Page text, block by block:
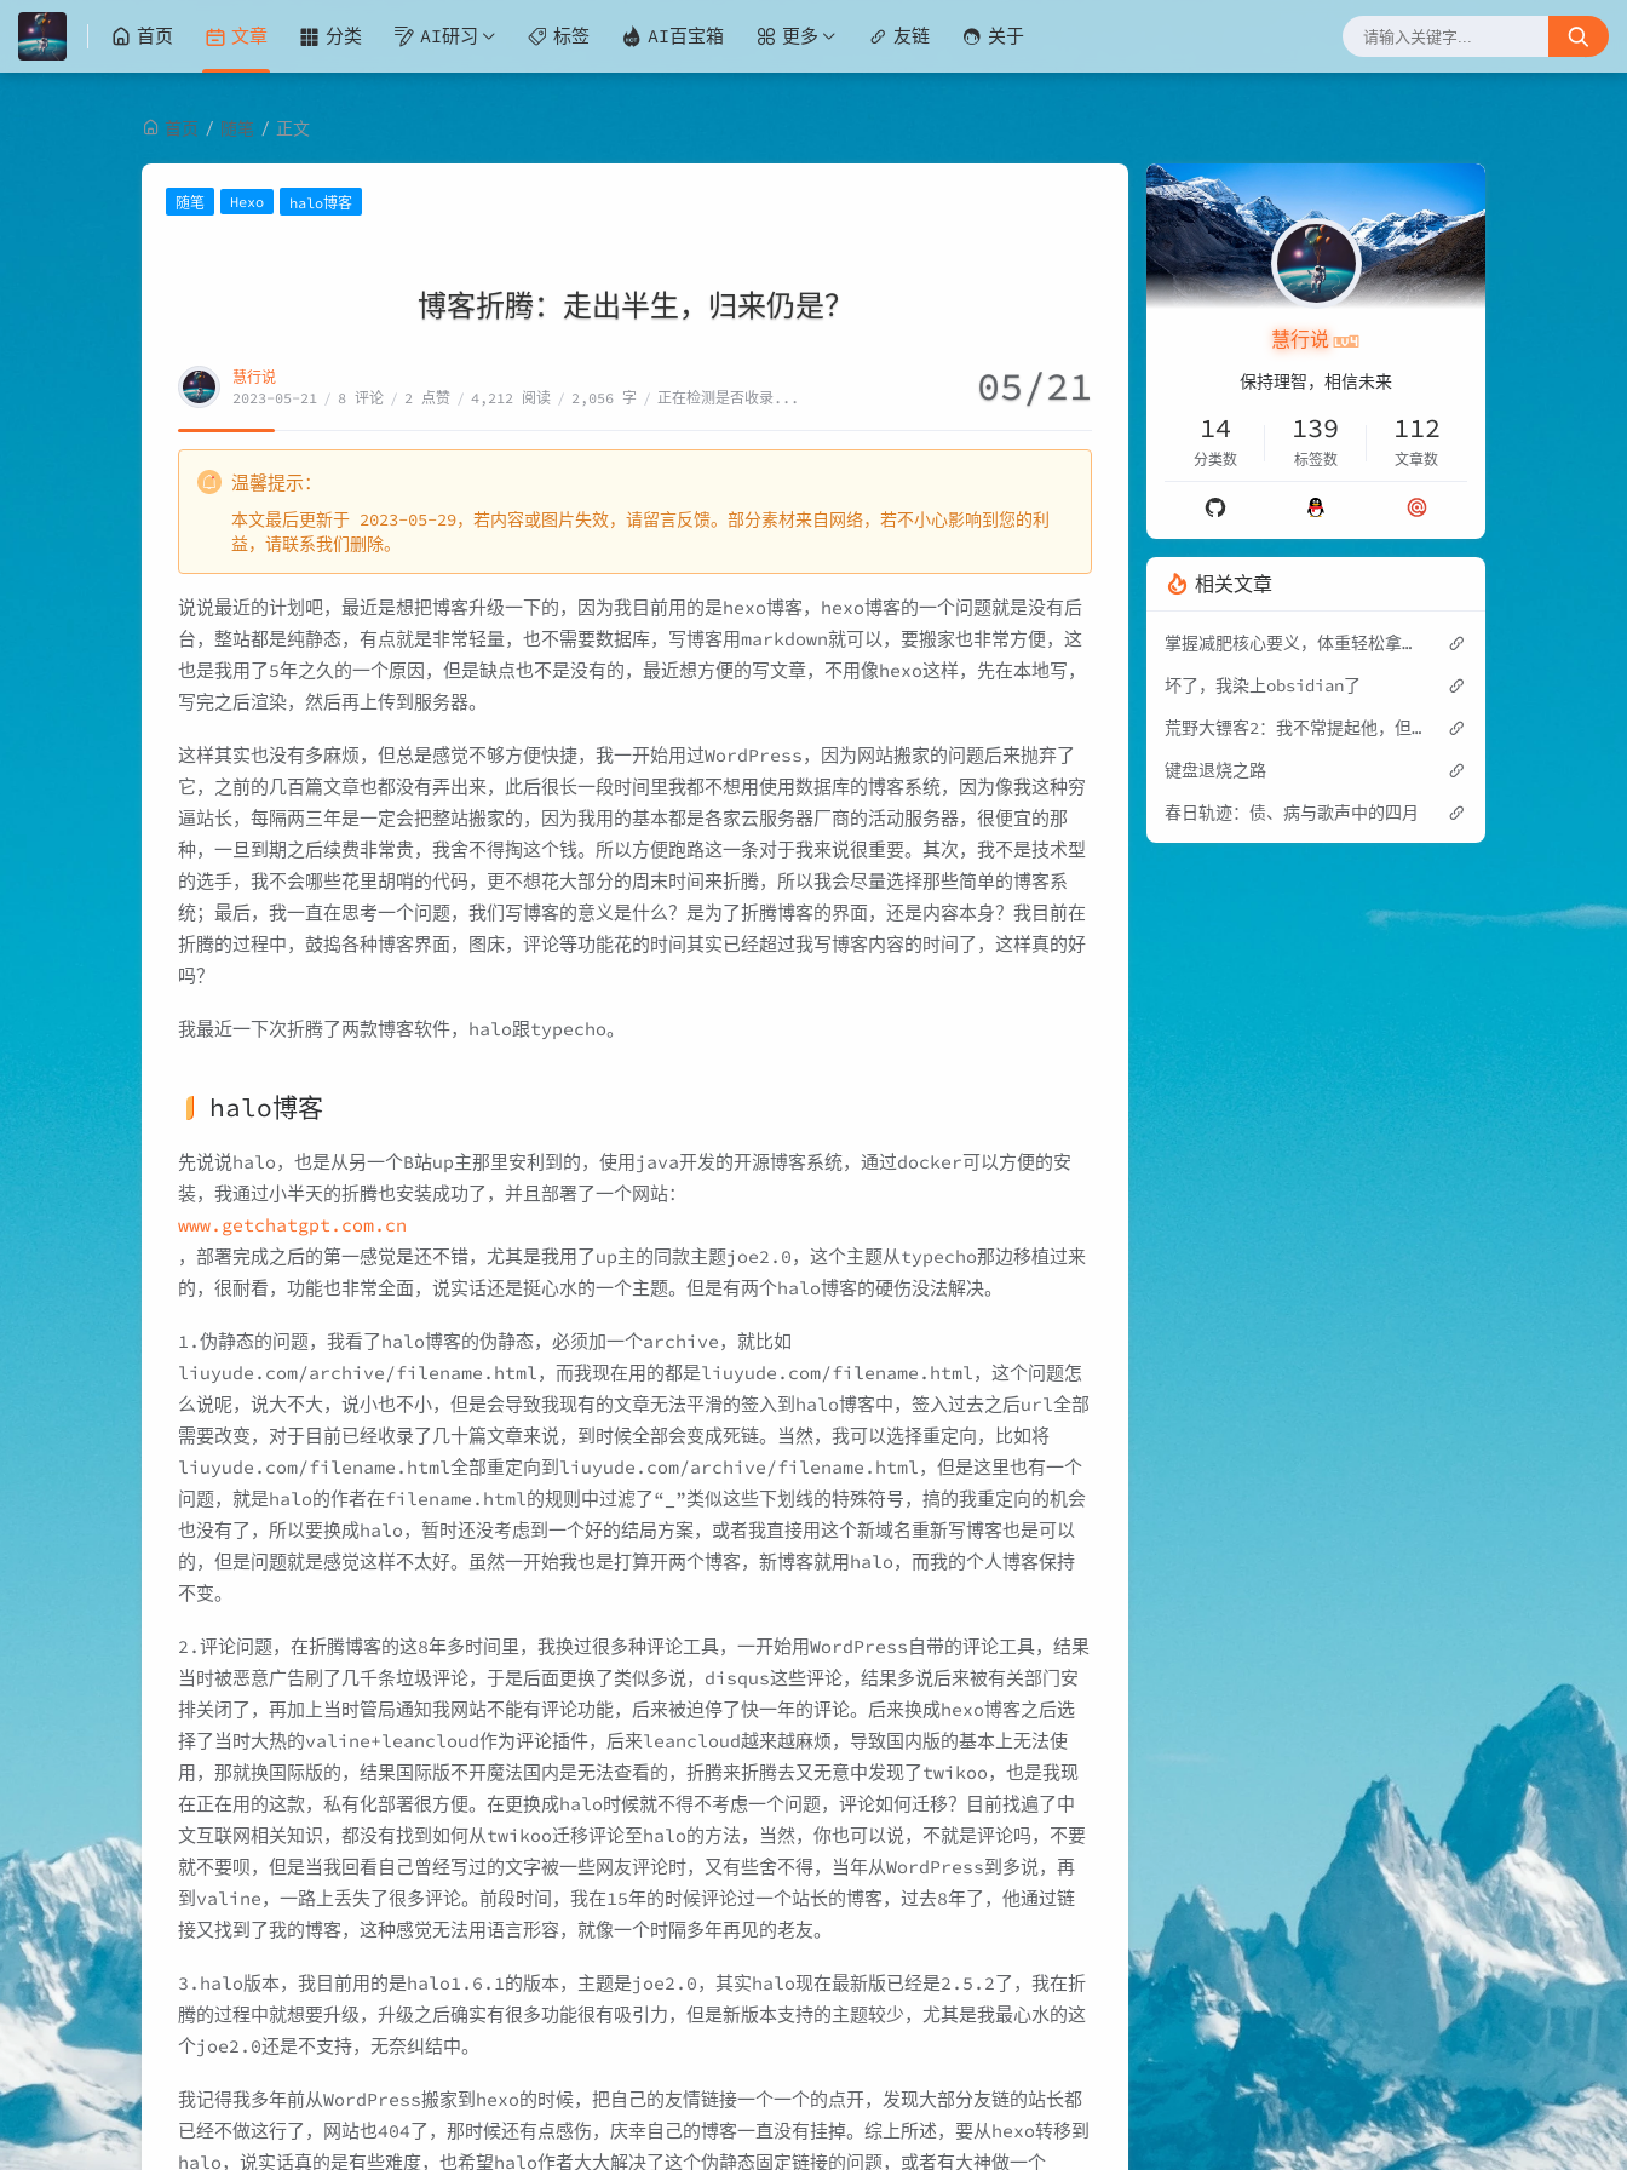
首页 文章 分类 AI研习 标签 AI百宝箱 更多 友链 关于
首页 / 随笔 / 正文
随笔 Hexo halo博客
博客折腾：走出半生，归来仍是？
慧行说
2023-05-21 / 8 评论 / 2 点赞 / 4,212 阅读 / 2,056 字 / 正在检测是否收录... 05/21
温馨提示：
本文最后更新于 2023-05-29，若内容或图片失效，请留言反馈。部分素材来自网络，若不小心影响到您的利
益，请联系我们删除。
说说最近的计划吧，最近是想把博客升级一下的，因为我目前用的是hexo博客，hexo博客的一个问题就是没有后
台，整站都是纯静态，有点就是非常轻量，也不需要数据库，写博客用markdown就可以，要搬家也非常方便，这
也是我用了5年之久的一个原因，但是缺点也不是没有的，最近想方便的写文章，不用像hexo这样，先在本地写，
写完之后渲染，然后再上传到服务器。
这样其实也没有多麻烦，但总是感觉不够方便快捷，我一开始用过WordPress，因为网站搬家的问题后来抛弃了
它，之前的几百篇文章也都没有弄出来，此后很长一段时间里我都不想用使用数据库的博客系统，因为像我这种穷
逼站长，每隔两三年是一定会把整站搬家的，因为我用的基本都是各家云服务器厂商的活动服务器，很便宜的那
种，一旦到期之后续费非常贵，我舍不得掏这个钱。所以方便跑路这一条对于我来说很重要。其次，我不是技术型
的选手，我不会哪些花里胡哨的代码，更不想花大部分的周末时间来折腾，所以我会尽量选择那些简单的博客系
统；最后，我一直在思考一个问题，我们写博客的意义是什么？是为了折腾博客的界面，还是内容本身？我目前在
折腾的过程中，鼓捣各种博客界面，图床，评论等功能花的时间其实已经超过我写博客内容的时间了，这样真的好
吗？
我最近一下次折腾了两款博客软件，halo跟typecho。
halo博客
先说说halo，也是从另一个B站up主那里安利到的，使用java开发的开源博客系统，通过docker可以方便的安
装，我通过小半天的折腾也安装成功了，并且部署了一个网站：
www.getchatgpt.com.cn
，部署完成之后的第一感觉是还不错，尤其是我用了up主的同款主题joe2.0，这个主题从typecho那边移植过来
的，很耐看，功能也非常全面，说实话还是挺心水的一个主题。但是有两个halo博客的硬伤没法解决。
1.伪静态的问题，我看了halo博客的伪静态，必须加一个archive，就比如
liuyude.com/archive/filename.html，而我现在用的都是liuyude.com/filename.html，这个问题怎
么说呢，说大不大，说小也不小，但是会导致我现有的文章无法平滑的签入到halo博客中，签入过去之后url全部
需要改变，对于目前已经收录了几十篇文章来说，到时候全部会变成死链。当然，我可以选择重定向，比如将
liuyude.com/filename.html全部重定向到liuyude.com/archive/filename.html，但是这里也有一个
问题，就是halo的作者在filename.html的规则中过滤了“_”类似这些下划线的特殊符号，搞的我重定向的机会
也没有了，所以要换成halo，暂时还没考虑到一个好的结局方案，或者我直接用这个新域名重新写博客也是可以
的，但是问题就是感觉这样不太好。虽然一开始我也是打算开两个博客，新博客就用halo，而我的个人博客保持
不变。
2.评论问题，在折腾博客的这8年多时间里，我换过很多种评论工具，一开始用WordPress自带的评论工具，结果
当时被恶意广告刷了几千条垃圾评论，于是后面更换了类似多说，disqus这些评论，结果多说后来被有关部门安
排关闭了，再加上当时管局通知我网站不能有评论功能，后来被迫停了快一年的评论。后来换成hexo博客之后选
择了当时大热的valine+leancloud作为评论插件，后来leancloud越来越麻烦，导致国内版的基本上无法使
用，那就换国际版的，结果国际版不开魔法国内是无法查看的，折腾来折腾去又无意中发现了twikoo，也是我现
在正在用的这款，私有化部署很方便。在更换成halo时候就不得不考虑一个问题，评论如何迁移？目前找遍了中
文互联网相关知识，都没有找到如何从twikoo迁移评论至halo的方法，当然，你也可以说，不就是评论吗，不要
就不要呗，但是当我回看自己曾经写过的文字被一些网友评论时，又有些舍不得，当年从WordPress到多说，再
到valine，一路上丢失了很多评论。前段时间，我在15年的时候评论过一个站长的博客，过去8年了，他通过链
接又找到了我的博客，这种感觉无法用语言形容，就像一个时隔多年再见的老友。
3.halo版本，我目前用的是halo1.6.1的版本，主题是joe2.0，其实halo现在最新版已经是2.5.2了，我在折
腾的过程中就想要升级，升级之后确实有很多功能很有吸引力，但是新版本支持的主题较少，尤其是我最心水的这
个joe2.0还是不支持，无奈纠结中。
我记得我多年前从WordPress搬家到hexo的时候，把自己的友情链接一个一个的点开，发现大部分友链的站长都
已经不做这行了，网站也404了，那时候还有点感伤，庆幸自己的博客一直没有挂掉。综上所述，要从hexo转移到
halo，说实话真的是有些难度，也希望halo作者大大解决了这个伪静态固定链接的问题，或者有大神做一个
慧行说
保持理智，相信未来
14
分类数
139
标签数
112
文章数
相关文章
掌握减肥核心要义，体重轻松拿捏：我是如何在一个半月成功减重20斤的？
坏了，我染上obsidian了
荒野大镖客2：我不常提起他，但我经常想念他
键盘退烧之路
春日轨迹：债、病与歌声中的四月